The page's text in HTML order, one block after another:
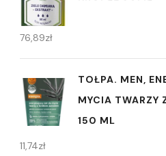
76,89zł
TOŁPA. MEN,
MYCIA TWARZY
150 ML
11,74zł